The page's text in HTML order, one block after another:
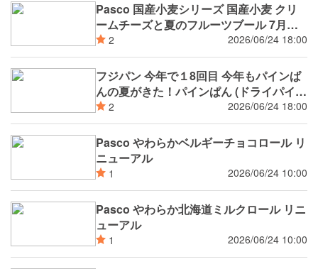
Pasco 国産小麦シリーズ 国産小麦 クリ
ームチーズと夏のフルーツブール 7月新
発売
2 2026/06/24 18:00
フジパン 今年で１8回目 今年もパインぱ
んの夏がきた！パインぱん (ドライパイン
2 2026/06/24 18:00
Pasco やわらかベルギーチョコロール リ
ニューアル
1 2026/06/24 10:00
Pasco やわらか北海道ミルクロール リニ
ューアル
1 2026/06/24 10:00